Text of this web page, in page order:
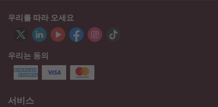
우리를 따라 오세요
우리는 동의
서비스